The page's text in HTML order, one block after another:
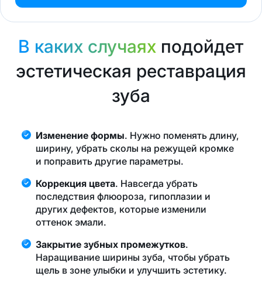
В каких случаях подойдет
эстетическая реставрация
зуба
Изменение формы. Нужно поменять длину,
ширину, убрать сколы на режущей кромке
и поправить другие параметры.
Коррекция цвета. Навсегда убрать
последствия флюороза, гипоплазии и
других дефектов, которые изменили
оттенок эмали.
Закрытие зубных промежутков.
Наращивание ширины зуба, чтобы убрать
щель в зоне улыбки и улучшить эстетику.